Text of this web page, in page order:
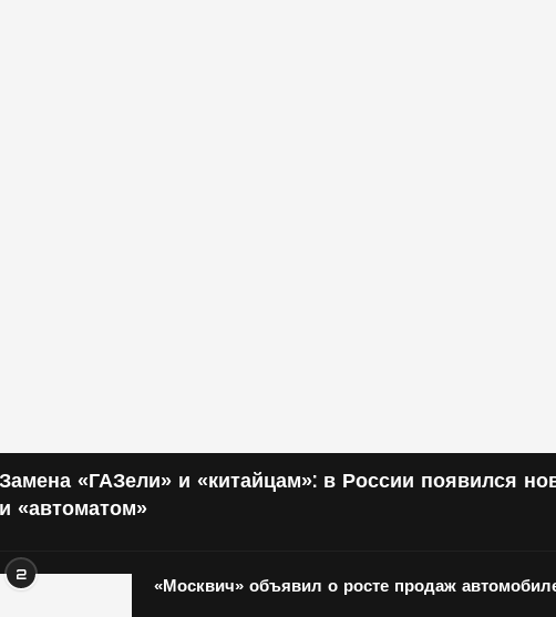
Замена «ГАЗели» и «китайцам»: в России появился
и «автоматом»
2
«Москвич» объявил о росте продаж